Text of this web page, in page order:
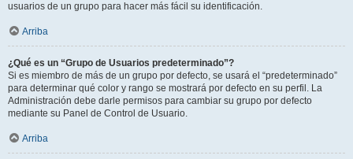
usuarios de un grupo para hacer más fácil su identificación.
Arriba
¿Qué es un “Grupo de Usuarios predeterminado”?
Si es miembro de más de un grupo por defecto, se usará el “predeterminado”
para determinar qué color y rango se mostrará por defecto en su perfil. La
Administración debe darle permisos para cambiar su grupo por defecto
mediante su Panel de Control de Usuario.
Arriba